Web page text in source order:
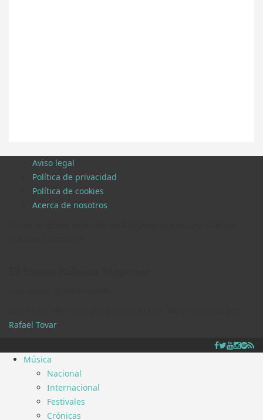
Aviso legal
Política de privacidad
Política de cookies
Acerca de nosotros
Rafael Tovar.
Música
Nacional
Internacional
Festivales
Crónicas